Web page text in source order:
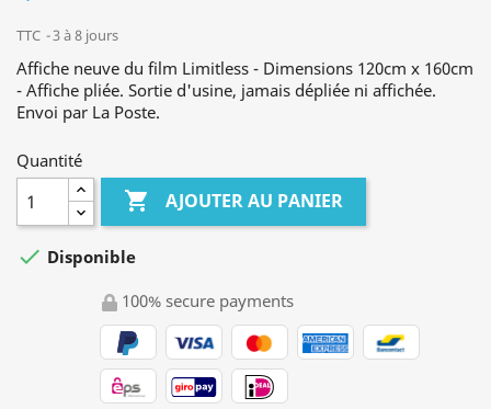
TTC 3 à 8 jours
Affiche neuve du film Limitless - Dimensions 120cm x 160cm
- Affiche pliée. Sortie d'usine, jamais dépliée ni affichée.
Envoi par La Poste.
Quantité
 AJOUTER AU PANIER
 Disponible
100% secure payments